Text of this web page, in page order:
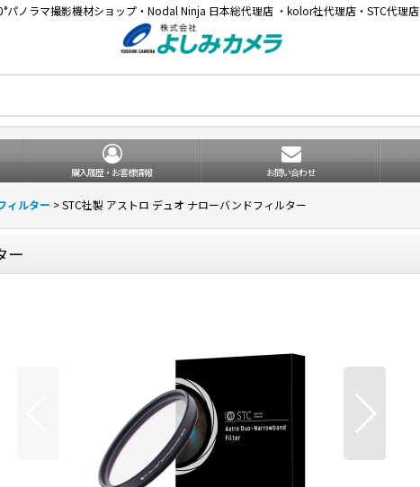
パノラマ撮影機材ショップ・Nodal Ninja 日本総代理店 ・kolor社代理店・STC代理店
購入履歴・お客様情報 お問い合わせ
ィルター >STC社製 アストロ デュオ ナローバンドフィルター
ー